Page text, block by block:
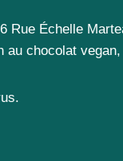
Rue Échelle
chocolat